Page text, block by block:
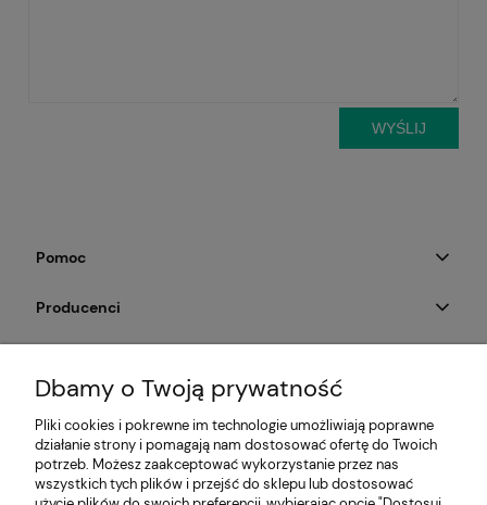
WYŚLIJ
Pomoc
Producenci
Informacje
Dbamy o Twoją prywatność
Pliki cookies i pokrewne im technologie umożliwiają poprawne
działanie strony i pomagają nam dostosować ofertę do Twoich
potrzeb. Możesz zaakceptować wykorzystanie przez nas
wszystkich tych plików i przejść do sklepu lub dostosować